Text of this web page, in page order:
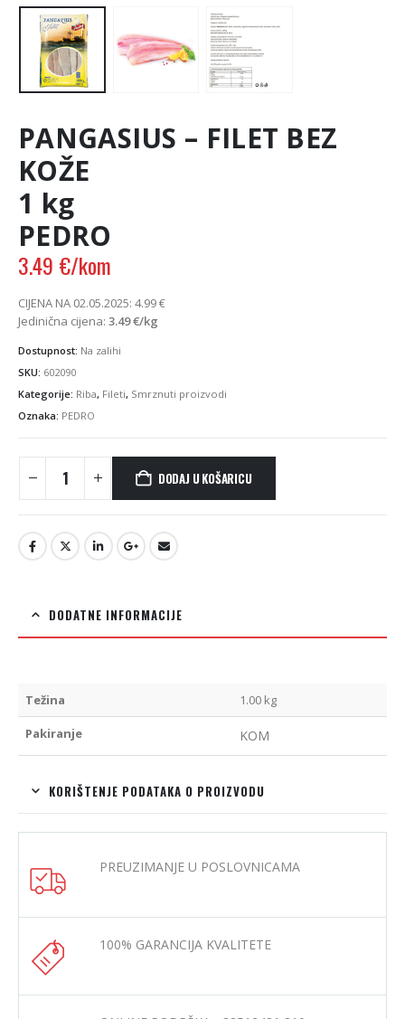
PANGASIUS – FILET BEZ
KOŽE
1 kg
PEDRO
3.49 €/kom
CIJENA NA 02.05.2025: 4.99€
Jedinična cijena: 3.49€/kg
Dostupnost: Na zalihi
SKU: 602090
Kategorije: Riba, Fileti, Smrznuti proizvodi
Oznaka: PEDRO
DODAJ U KOŠARICU
DODATNE INFORMACIJE
Težina 1.00 kg
Pakiranje KOM
KORIŠTENJE PODATAKA O PROIZVODU
PREUZIMANJE U POSLOVNICAMA
100% GARANCIJA KVALITETE